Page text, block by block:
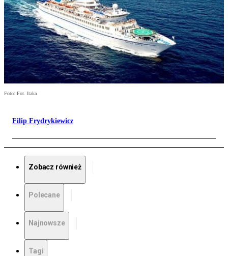
Foto: Fot. Itaka
Filip Frydrykiewicz
Zobacz również
Polecane
Najnowsze
Tagi